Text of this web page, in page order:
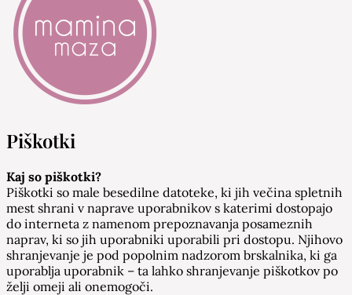
Mamina Maza
Blog & Portal za starše in bodoče starše
Piškotki
Kaj so piškotki?
Piškotki so male besedilne datoteke, ki jih večina spletnih
mest shrani v naprave uporabnikov s katerimi dostopajo
do interneta z namenom prepoznavanja posameznih
naprav, ki so jih uporabniki uporabili pri dostopu. Njihovo
shranjevanje je pod popolnim nadzorom brskalnika, ki ga
uporablja uporabnik – ta lahko shranjevanje piškotkov po
želji omeji ali onemogoči.